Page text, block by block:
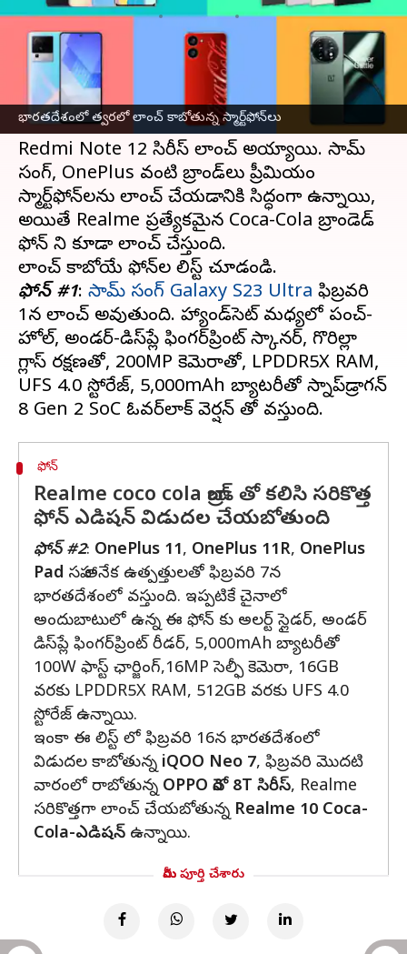
భారతదేశంలో త్వరలో లాంచ్ కాబోతున్న స్మార్ట్‌ఫోన్‌లు
వ్రాసిన వారు Nishkala Sathivada Jan 28, 2023 11:49 am
ఈ వార్తాకథనం ఏంటి
2023 సంవత్సరం మొదలుకాగానే భారతదేశంలో
iQOO 11, TECNO PHANTOM X2 సిరీస్,
Redmi Note 12 సిరీస్ లాంచ్ అయ్యాయి. సామ్
సంగ్, OnePlus వంటి బ్రాండ్‌లు ప్రీమియం
స్మార్ట్‌ఫోన్‌లను లాంచ్ చేయడానికి సిద్ధంగా ఉన్నాయి,
అయితే Realme ప్రత్యేకమైన Coca-Cola బ్రాండెడ్
ఫోన్ ని కూడా లాంచ్ చేస్తుంది.
ఫోన్ #1: సామ్ సంగ్ Galaxy S23 Ultra ఫిబ్రవరి
1న లాంచ్ అవుతుంది. హ్యాండ్‌సెట్ మధ్యలో పంచ్-
హోల్, అండర్-డిస్‌ప్లే ఫింగర్‌ప్రింట్ స్కానర్, గొరిల్లా
గ్లాస్ రక్షణతో, 200MP కెమెరాతో, LPDDR5X RAM,
UFS 4.0 స్టోరేజ్, 5,000mAh బ్యాటరీతో స్నాప్‌డ్రాగన్
ఫోన్
Realme coco cola బ్రాండ్ తో కలిసి సరికొత్త
ఫోన్ ఎడిషన్ విడుదల చేయబోతుంది
ఫోన్ #2: OnePlus 11, OnePlus 11R, OnePlus
Pad సహా అనేక ఉత్పత్తులతో ఫిబ్రవరి 7న
భారతదేశంలో వస్తుంది. ఇప్పటికే చైనాలో
అందుబాటులో ఉన్న ఈ ఫోన్ కు అలర్ట్ స్లైడర్, అండర్
డిస్‌ప్లే ఫింగర్‌ప్రింట్ రీడర్‌, 5,000mAh బ్యాటరీతో
100W ఫాస్ట్ ఛార్జింగ్‌,16MP సెల్ఫీ కెమెరా, 16GB
వరకు LPDDR5X RAM, 512GB వరకు UFS 4.0
స్టోరేజ్ ఉన్నాయి.
ఇంకా ఈ లిస్ట్ లో ఫిబ్రవరి 16న భారతదేశంలో
విడుదల కాబోతున్న iQOO Neo 7, ఫిబ్రవరి మొదటి
వారంలో రాబోతున్న OPPO రెనో 8T సిరీస్, Realme
సరికొత్తగా లాంచ్ చేయబోతున్న Realme 10 Coca-
Cola-ఎడిషన్ ఉన్నాయి.
మీరు పూర్తి చేశారు